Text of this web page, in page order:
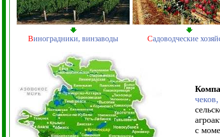
Виноградники, винзаводы Садоводческие
с